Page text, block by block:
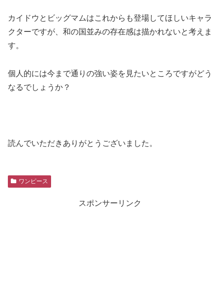
カイドウとビッグマムはこれからも登場してほしいキャラ
クターですが、和の国並みの存在感は描かれないと考えま
す。
個人的には今まで通りの強い姿を見たいところですがどう
なるでしょうか？
読んでいただきありがとうございました。
ワンピース
スポンサーリンク